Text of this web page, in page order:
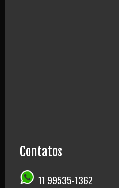
Contatos
11 99535-1362